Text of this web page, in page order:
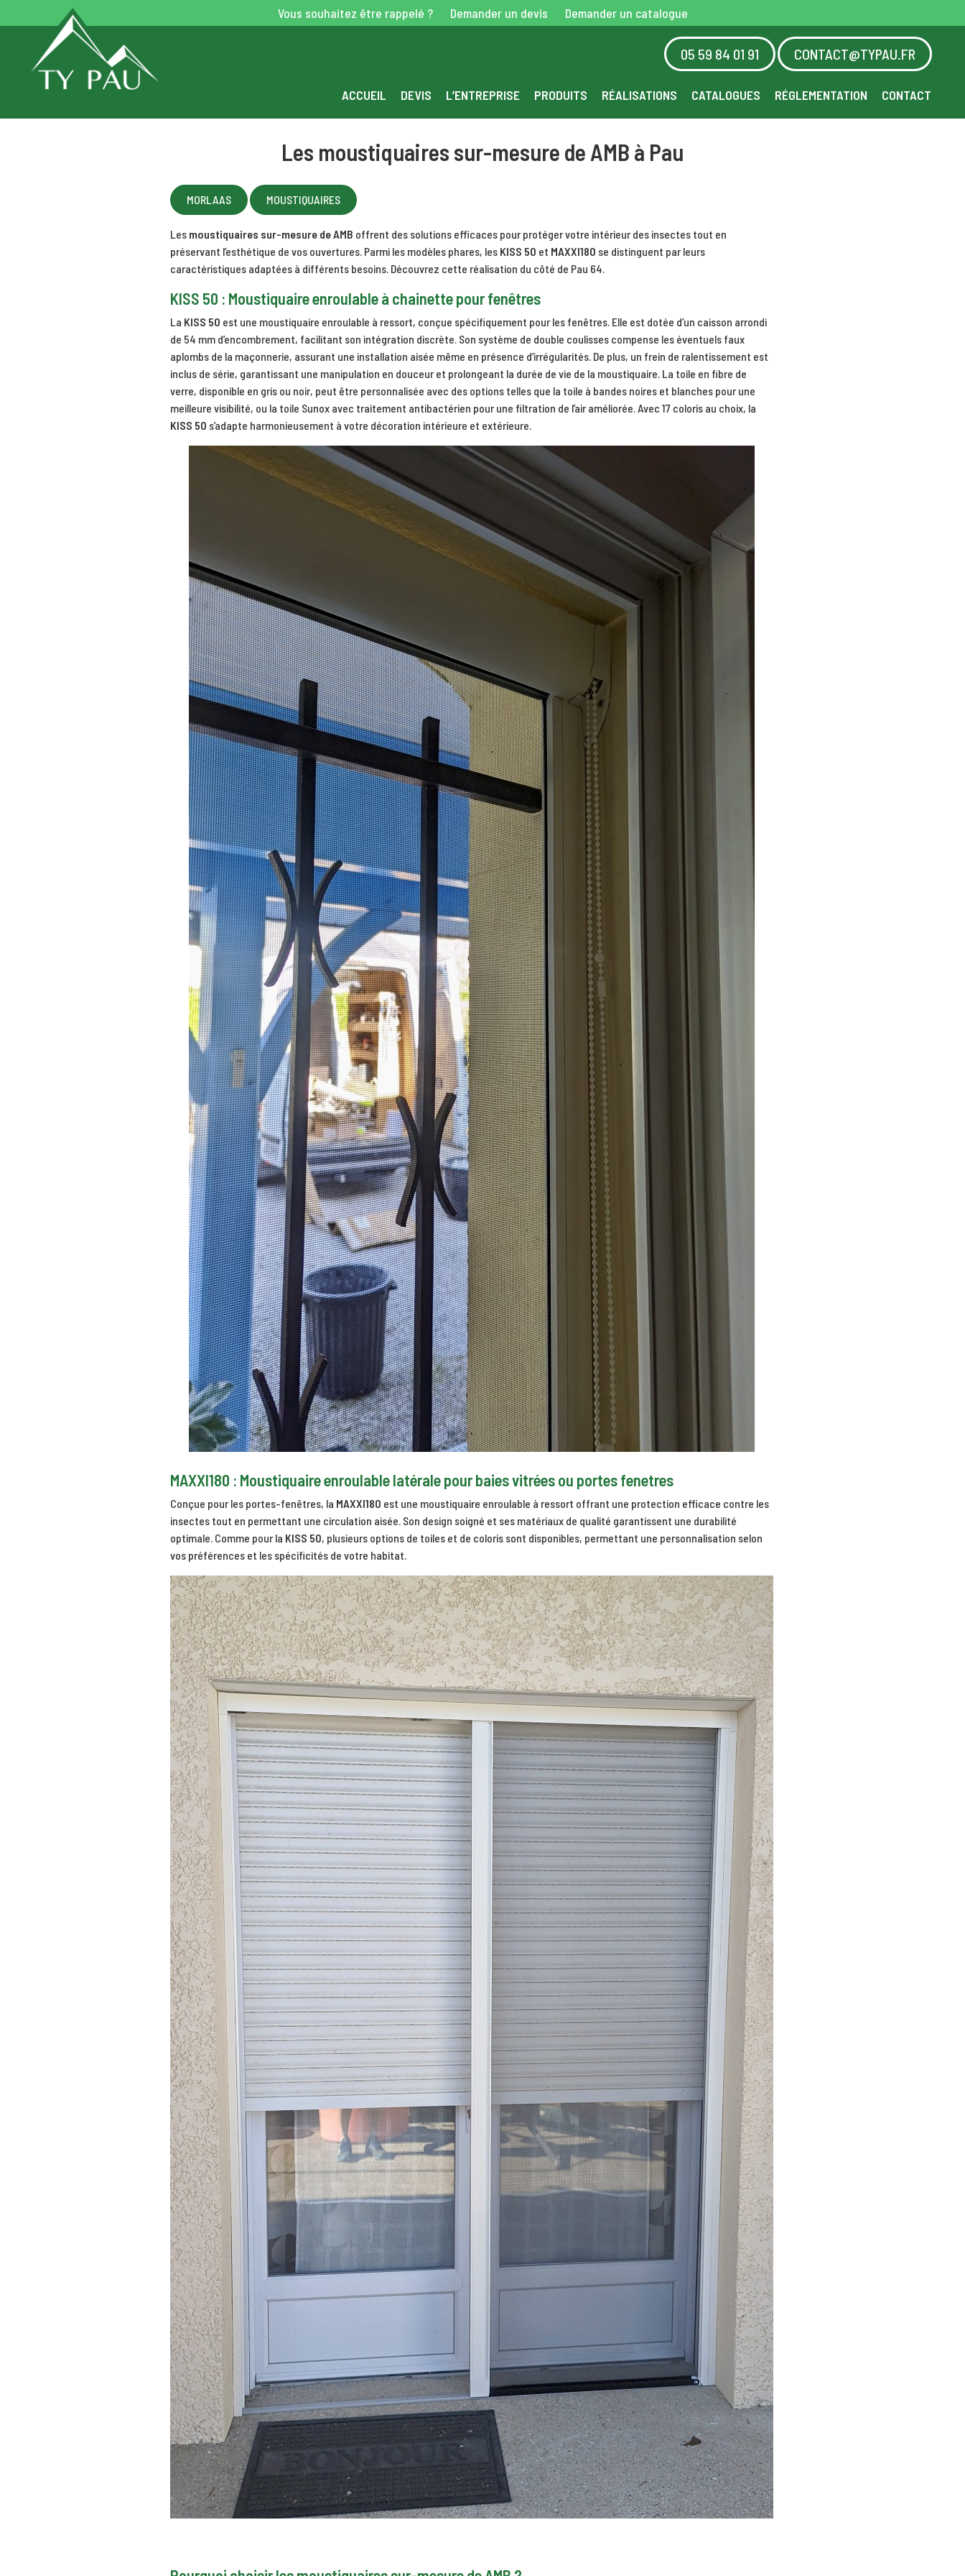
Vous souhaitez être rappelé ? Demander un devis Demander un catalogue
05 59 84 01 91 CONTACT@TYPAU.FR
ACCUEIL DEVIS L’ENTREPRISE PRODUITS RÉALISATIONS CATALOGUES RÉGLEMENTATION CONTACT
Les moustiquaires sur-mesure de AMB à Pau
MORLAAS MOUSTIQUAIRES
Les moustiquaires sur-mesure de AMB offrent des solutions efficaces pour protéger votre intérieur des insectes tout en
préservant l’esthétique de vos ouvertures. Parmi les modèles phares, les KISS 50 et MAXXI180 se distinguent par leurs
caractéristiques adaptées à différents besoins. Découvrez cette réalisation du côté de Pau 64.
KISS 50 : Moustiquaire enroulable à chainette pour fenêtres
La KISS 50 est une moustiquaire enroulable à ressort, conçue spécifiquement pour les fenêtres. Elle est dotée d’un caisson arrondi
de 54 mm d’encombrement, facilitant son intégration discrète. Son système de double coulisses compense les éventuels faux
aplombs de la maçonnerie, assurant une installation aisée même en présence d’irrégularités. De plus, un frein de ralentissement est
inclus de série, garantissant une manipulation en douceur et prolongeant la durée de vie de la moustiquaire. La toile en fibre de
verre, disponible en gris ou noir, peut être personnalisée avec des options telles que la toile à bandes noires et blanches pour une
meilleure visibilité, ou la toile Sunox avec traitement antibactérien pour une filtration de l’air améliorée. Avec 17 coloris au choix, la
KISS 50 s’adapte harmonieusement à votre décoration intérieure et extérieure.
MAXXI180 : Moustiquaire enroulable latérale pour baies vitrées ou portes fenetres
Conçue pour les portes-fenêtres, la MAXXI180 est une moustiquaire enroulable à ressort offrant une protection efficace contre les
insectes tout en permettant une circulation aisée. Son design soigné et ses matériaux de qualité garantissent une durabilité
optimale. Comme pour la KISS 50, plusieurs options de toiles et de coloris sont disponibles, permettant une personnalisation selon
vos préférences et les spécificités de votre habitat.